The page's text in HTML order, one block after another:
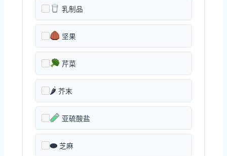
乳制品
坚果
芹菜
🌶 芥末
亚硫酸盐
⬬ 芝麻